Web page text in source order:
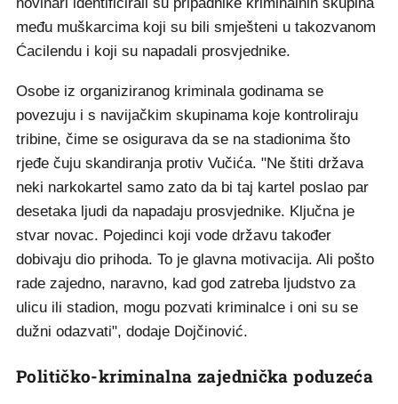
među muškarcima koji su bili smješteni u takozvanom
Ćacilendu i koji su napadali prosvjednike.
Osobe iz organiziranog kriminala godinama se
povezuju i s navijačkim skupinama koje kontroliraju
tribine, čime se osigurava da se na stadionima što
rjeđe čuju skandiranja protiv Vučića. "Ne štiti država
neki narkokartel samo zato da bi taj kartel poslao par
desetaka ljudi da napadaju prosvjednike. Ključna je
stvar novac. Pojedinci koji vode državu također
dobivaju dio prihoda. To je glavna motivacija. Ali pošto
rade zajedno, naravno, kad god zatreba ljudstvo za
ulicu ili stadion, mogu pozvati kriminalce i oni su se
dužni odazvati", dodaje Dojčinović.
Političko-kriminalna zajednička poduzeća